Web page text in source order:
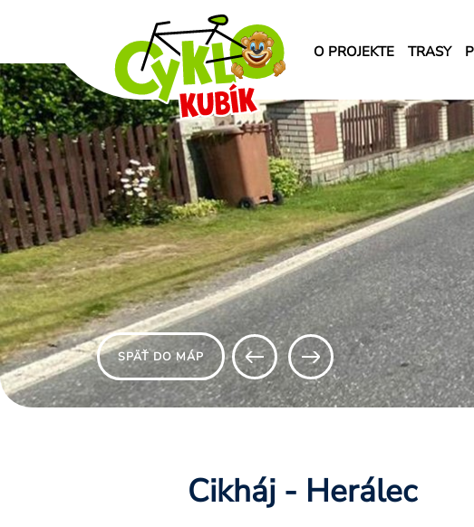
O PROJEKTE TRASY
SPÄŤ DO MÁP
Cikháj - Herálec